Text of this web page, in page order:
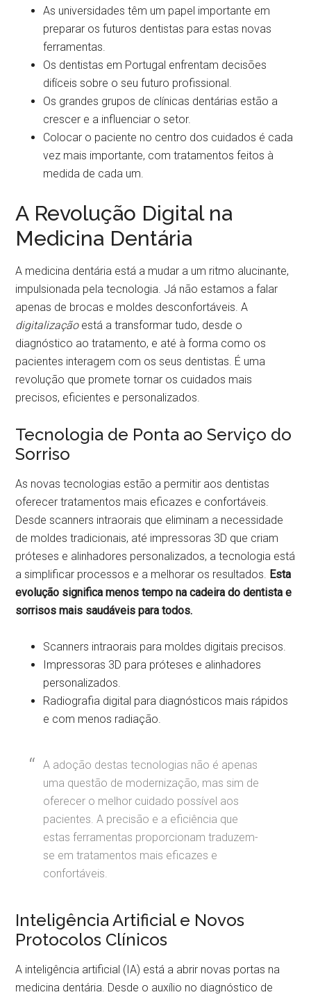
As universidades têm um papel importante em
preparar os futuros dentistas para estas novas
ferramentas.
Os dentistas em Portugal enfrentam decisões
difíceis sobre o seu futuro profissional.
Os grandes grupos de clínicas dentárias estão a
crescer e a influenciar o setor.
Colocar o paciente no centro dos cuidados é cada
vez mais importante, com tratamentos feitos à
medida de cada um.
A Revolução Digital na
Medicina Dentária
A medicina dentária está a mudar a um ritmo alucinante,
impulsionada pela tecnologia. Já não estamos a falar
apenas de brocas e moldes desconfortáveis. A
digitalizaçãoestá a transformar tudo, desde o
diagnóstico ao tratamento, e até à forma como os
pacientes interagem com os seus dentistas. É uma
revolução que promete tornar os cuidados mais
precisos, eficientes e personalizados.
Tecnologia de Ponta ao Serviço do
Sorriso
As novas tecnologias estão a permitir aos dentistas
oferecer tratamentos mais eficazes e confortáveis.
Desde scanners intraorais que eliminam a necessidade
de moldes tradicionais, até impressoras 3D que criam
próteses e alinhadores personalizados, a tecnologia está
a simplificar processos e a melhorar os resultados. Esta
evolução significa menos tempo na cadeira do dentista e
sorrisos mais saudáveis para todos.
Scanners intraorais para moldes digitais precisos.
Impressoras 3D para próteses e alinhadores
personalizados.
Radiografia digital para diagnósticos mais rápidos
e com menos radiação.
A adoção destas tecnologias não é apenas
uma questão de modernização, mas sim de
oferecer o melhor cuidado possível aos
pacientes. A precisão e a eficiência que
estas ferramentas proporcionam traduzem-
se em tratamentos mais eficazes e
confortáveis.
Inteligência Artificial e Novos
Protocolos Clínicos
A inteligência artificial (IA) está a abrir novas portas na
medicina dentária. Desde o auxílio no diagnóstico de